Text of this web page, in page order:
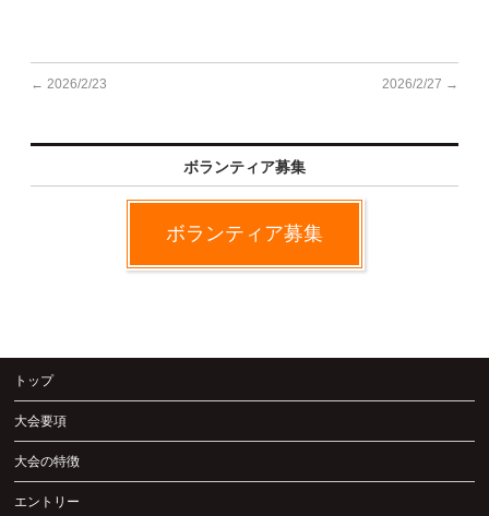
Q&A | お問い合わせ
← 2026/2/23 2026/2/27 →
ボランティア募集
ボランティア募集
トップ
大会要項
大会の特徴
エントリー